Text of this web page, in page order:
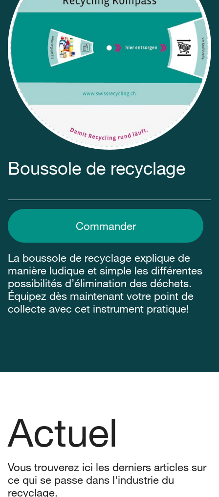
Boussole de recyclage
Commander
La boussole de recyclage explique de
manière ludique et simple les différentes
possibilités d’élimination des déchets.
Équipez dès maintenant votre point de
collecte avec cet instrument pratique!
Actuel
Vous trouverez ici les derniers articles sur
ce qui se passe dans l'industrie du
recyclage.